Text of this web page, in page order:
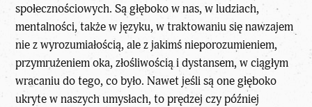
społecznościowych. Są głęboko w nas, w ludziach,
mentalności, także w języku, w traktowaniu się nawzajem
nie z wyrozumiałością, ale z jakimś nieporozumieniem,
przymrużeniem oka, złośliwością i dystansem, w ciągłym
wracaniu do tego, co było. Nawet jeśli są one głęboko
ukryte w naszych umysłach, to prędzej czy później